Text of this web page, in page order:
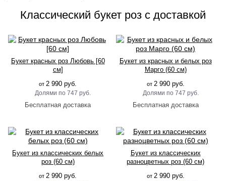
Классический букет роз с доставкой
Букет красных роз Любовь [60
см]
от 2 990 руб.
747 руб.
Букет из красных и белых роз
Марго (60 см)
от 2 990 руб.
747 руб.
Букет из классических белых
роз (60 см)
от 2 990 руб.
Букет из классических
разноцветных роз (60 см)
от 2 990 руб.